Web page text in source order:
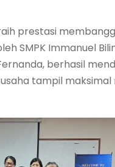
prestasi
SMPK Immanuel
berhasil
tampil